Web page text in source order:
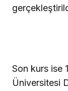
Son kurs ise
Üniversitesi